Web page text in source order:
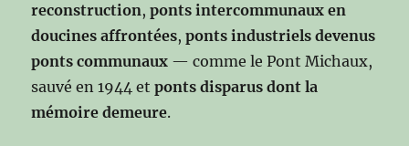
reconstruction,ponts intercommunaux en
doucines affrontées,ponts industriels devenus
ponts communaux — comme le Pont Michaux,
sauvé en 1944 etponts disparus dont la
mémoire demeure.